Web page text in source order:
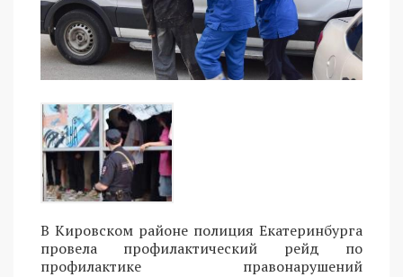
В Кировском районе полиция Екатеринбурга
провела профилактический рейд по
профилактике правонарушений